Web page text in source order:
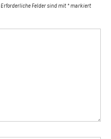
Erforderliche Felder sind mit * markiert